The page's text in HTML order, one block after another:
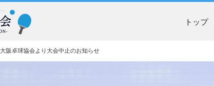
トップ
大阪卓球協会より大会中止のお知らせ